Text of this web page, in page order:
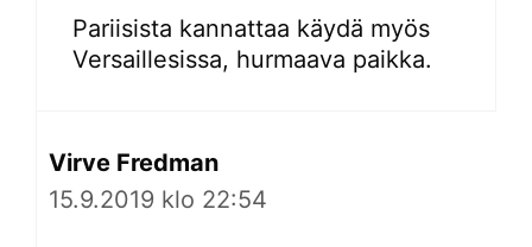
Pariisista kannattaa käydä myös
Versaillesissa, hurmaava paikka.
Virve Fredman
15.9.2019 klo 22:54